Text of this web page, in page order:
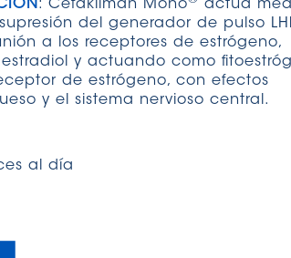
: Cefakliman Mono
actúa
del generador de pulso
a los receptores de estrógeno,
y actuando como
de estrógeno, con efectos
y el sistema nervioso central.
al día